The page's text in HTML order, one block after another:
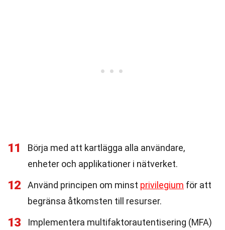
11
Börja med att kartlägga alla användare,
enheter och applikationer i nätverket.
12 Använd principen om minst privilegium för att
begränsa åtkomsten till resurser.
13
Implementera multifaktorautentisering (MFA)